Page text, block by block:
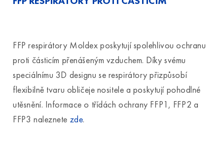
FFP respirátory Moldex poskytují spolehlivou ochranu
proti částicím přenášeným vzduchem. Díky svému
speciálnímu 3D designu se respirátory přizpůsobí
flexibilně tvaru obličeje nositele a poskytují pohodlné
utěsnění. Informace o třídách ochrany FFP1, FFP2 a
FFP3 naleznete zde.